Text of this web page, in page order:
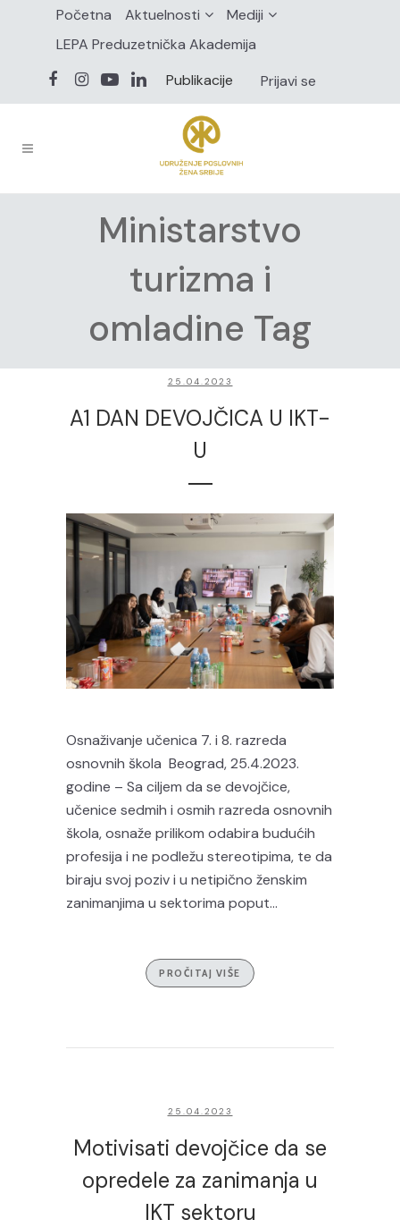
Početna Aktuelnosti
Mediji
LEPA Preduzetnička Akademija
Publikacije
Prijavi se
Ministarstvo
turizma i
omladine Tag
25.04.2023
A1 DAN DEVOJČICA U IKT-
U
Osnaživanje učenica 7. i 8. razreda
osnovnih škola Beograd, 25.4.2023.
godine – Sa ciljem da se devojčice,
učenice sedmih i osmih razreda osnovnih
škola, osnaže prilikom odabira budućih
profesija i ne podležu stereotipima, te da
biraju svoj poziv i u netipično ženskim
zanimanjima u sektorima poput...
PROČITAJ VIŠE
25.04.2023
Motivisati devojčice da se
opredele za zanimanja u
IKT sektoru